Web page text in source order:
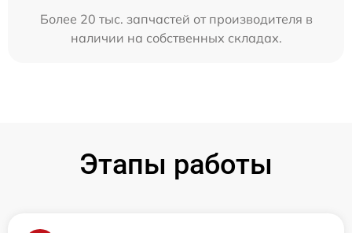
Более 20 тыс. запчастей от производителя в
наличии на собственных складах.
Этапы работы